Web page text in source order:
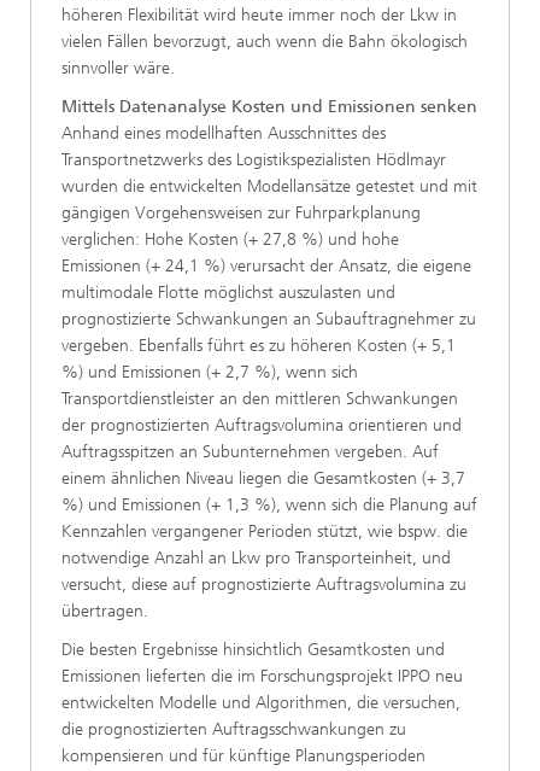
höheren Flexibilität wird heute immer noch der Lkw in
vielen Fällen bevorzugt, auch wenn die Bahn ökologisch
sinnvoller wäre.
Mittels Datenanalyse Kosten und Emissionen senken
Anhand eines modellhaften Ausschnittes des
Transportnetzwerks des Logistikspezialisten Hödlmayr
wurden die entwickelten Modellansätze getestet und mit
gängigen Vorgehensweisen zur Fuhrparkplanung
verglichen: Hohe Kosten (+ 27,8 %) und hohe
Emissionen (+ 24,1 %) verursacht der Ansatz, die eigene
multimodale Flotte möglichst auszulasten und
prognostizierte Schwankungen an Subauftragnehmer zu
vergeben. Ebenfalls führt es zu höheren Kosten (+ 5,1
%) und Emissionen (+ 2,7 %), wenn sich
Transportdienstleister an den mittleren Schwankungen
der prognostizierten Auftragsvolumina orientieren und
Auftragsspitzen an Subunternehmen vergeben. Auf
einem ähnlichen Niveau liegen die Gesamtkosten (+ 3,7
%) und Emissionen (+ 1,3 %), wenn sich die Planung auf
Kennzahlen vergangener Perioden stützt, wie bspw. die
notwendige Anzahl an Lkw pro Transporteinheit, und
versucht, diese auf prognostizierte Auftragsvolumina zu
übertragen.
Die besten Ergebnisse hinsichtlich Gesamtkosten und
Emissionen lieferten die im Forschungsprojekt IPPO neu
entwickelten Modelle und Algorithmen, die versuchen,
die prognostizierten Auftragsschwankungen zu
kompensieren und für künftige Planungsperioden